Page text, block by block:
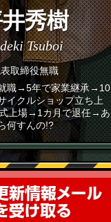
秀樹
Tsuboi
取締役無職
職→5年で家業継承→10
イクルショップ立ち上
上場→1カ月で退任→あ
何すんの!?